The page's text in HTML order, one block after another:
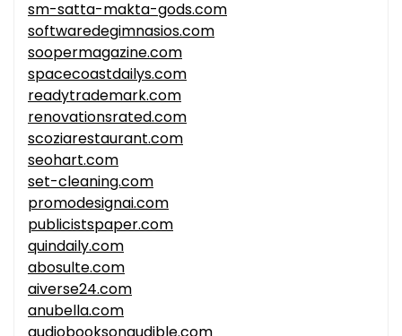
sm-satta-makta-gods.com
softwaredegimnasios.com
soopermagazine.com
spacecoastdailys.com
readytrademark.com
renovationsrated.com
scoziarestaurant.com
seohart.com
set-cleaning.com
promodesignai.com
publicistspaper.com
quindaily.com
abosulte.com
aiverse24.com
anubella.com